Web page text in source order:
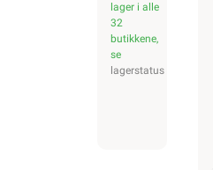
lager i alle
32
butikkene,
se
lagerstatus